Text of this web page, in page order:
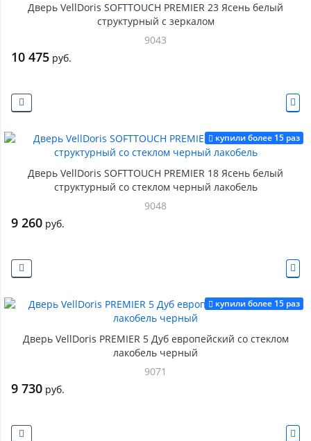
Дверь VellDoris SOFTTOUCH PREMIER 23 Ясень белый
структурный с зеркалом
9043
10 475 руб.
купили более 15 раз
Дверь VellDoris SOFTTOUCH PREMIER 18 Ясень белый
структурный со стеклом черный лакобель
9048
9 260 руб.
купили более 15 раз
Дверь VellDoris PREMIER 5 Дуб европейский со стеклом
лакобель черный
9071
9 730 руб.